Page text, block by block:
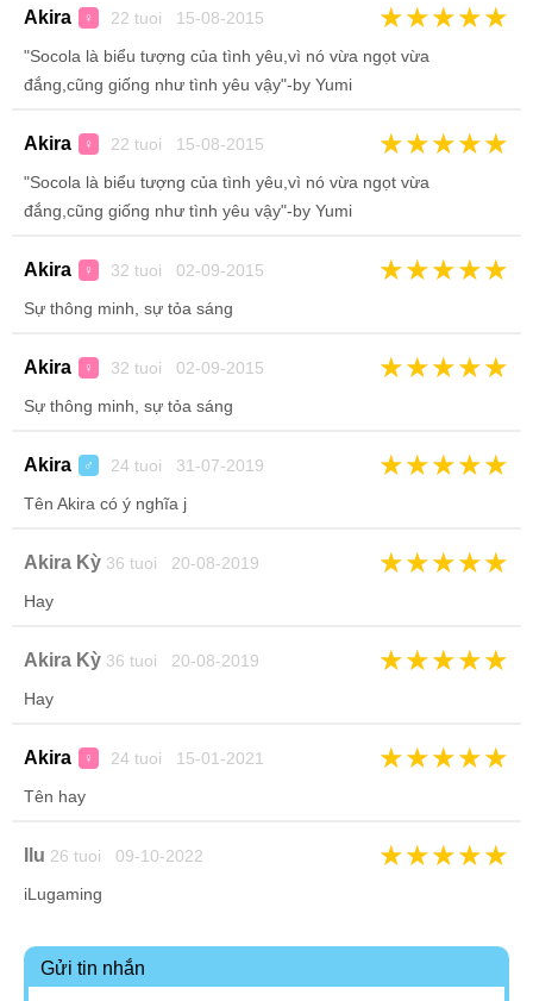
Akira ♀ 22 tuoi 15-08-2015 ★★★★★
"Socola là biểu tượng của tình yêu,vì nó vừa ngọt vừa
đắng,cũng giống như tình yêu vậy"-by Yumi
Akira ♀ 22 tuoi 15-08-2015 ★★★★★
"Socola là biểu tượng của tình yêu,vì nó vừa ngọt vừa
đắng,cũng giống như tình yêu vậy"-by Yumi
Akira ♀ 32 tuoi 02-09-2015 ★★★★★
Sự thông minh, sự tỏa sáng
Akira ♀ 32 tuoi 02-09-2015 ★★★★★
Sự thông minh, sự tỏa sáng
Akira ♂ 24 tuoi 31-07-2019 ★★★★★
Tên Akira có ý nghĩa j
Akira Kỳ 36 tuoi 20-08-2019 ★★★★★
Hay
Akira Kỳ 36 tuoi 20-08-2019 ★★★★★
Hay
Akira ♀ 24 tuoi 15-01-2021 ★★★★★
Tên hay
Ilu 26 tuoi 09-10-2022 ★★★★★
iLugaming
Gửi tin nhắn